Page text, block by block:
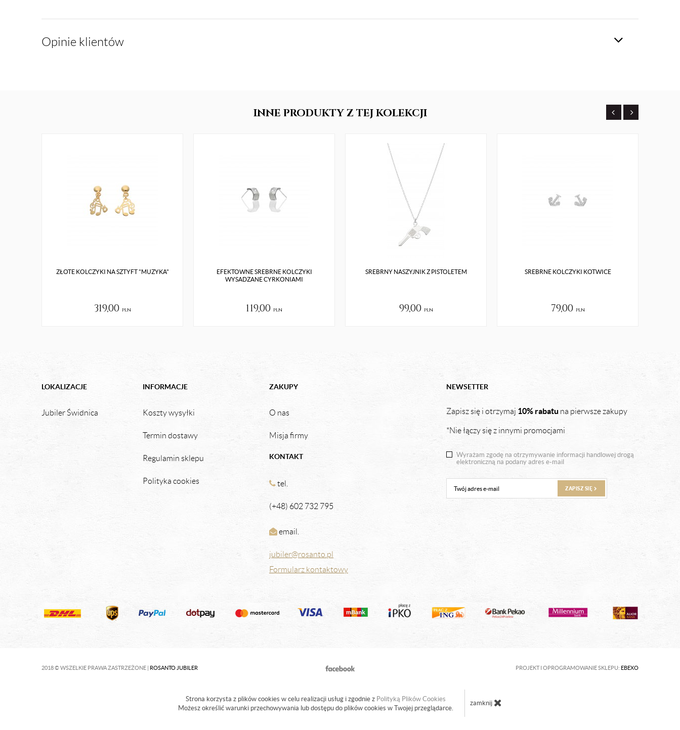
Opinie klientów
INNE PRODUKTYZ TEJ KOLEKCJI
ZŁOTE KOLCZYKI NA SZTYFT "MUZYKA"
319,00 pln
EFEKTOWNE SREBRNE KOLCZYKI
WYSADZANE CYRKONIAMI
119,00 pln
SREBRNY NASZYJNIK Z PISTOLETEM
99,00 pln
SREBRNE KOLCZYKI KOTWICE
79,00 pln
NEWSETTER
Zapisz się i otrzymaj 10% rabatu na pierwsze zakupy
*Nie łączy się z innymi promocjami
Wyrażam zgodę na otrzymywanie informacji handlowej drogą
elektroniczną na podany adres e-mail
ZAPISZ SIĘ
LOKALIZACJE
Jubiler Świdnica
INFORMACJE
Koszty wysyłki
Termin dostawy
Regulamin sklepu
Polityka cookies
ZAKUPY
O nas
Misja firmy
KONTAKT
tel.
(+48) 602 732 795
email.
jubiler@rosanto.pl
Formularz kontaktowy
2018 © WSZELKIE PRAWA ZASTRZEŻONE | ROSANTO JUBILER PROJEKT I OPROGRAMOWANIE SKLEPU: EBEXO
Strona korzysta z plików cookies w celu realizacji usług i zgodnie z Polityką Plików Cookies
Możesz określić warunki przechowywania lub dostępu do plików cookies w Twojej przeglądarce.
zamknij